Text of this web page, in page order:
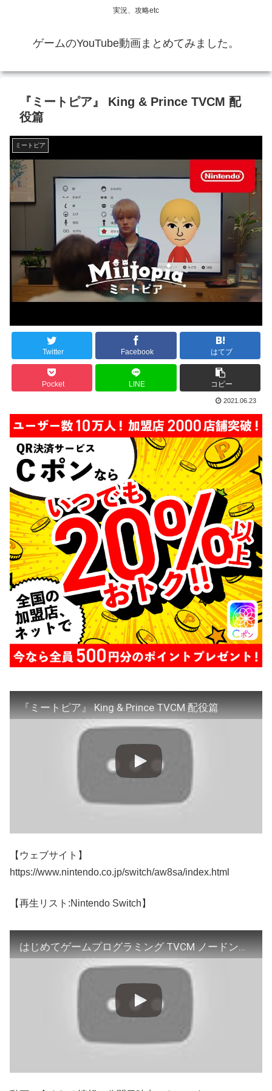
実況、攻略etc
ゲームのYouTube動画まとめてみました。
『ミートピア』 King & Prince TVCM 配
役篇
ミートピア
Twitter Facebook はてブ
Pocket LINE コピー
2021.06.23
『ミートピア』 King & Prince TVCM 配役篇
【ウェブサイト】
https://www.nintendo.co.jp/switch/aw8sa/index.html
【再生リスト:Nintendo Switch】
はじめてゲームプログラミング TVCM ノードンつなぎうた篇2